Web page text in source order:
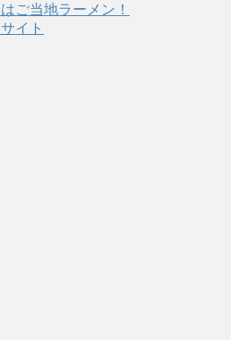
ご当地ラーメン！
イト